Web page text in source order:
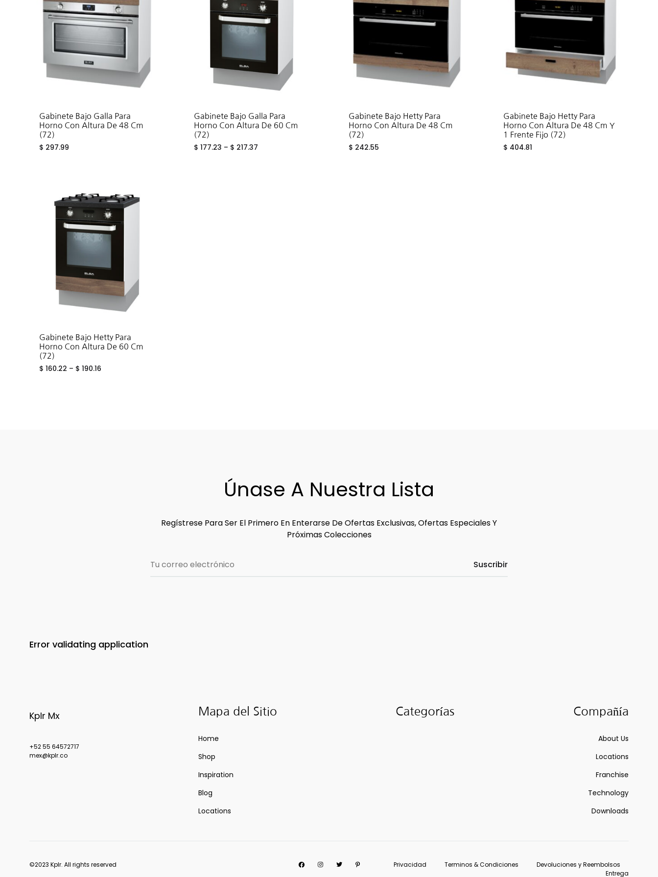
Fregaderos
SALA DE ESTAR
Muebles Para Televisión
Gabinete Bajo Galla Para
Horno Con Altura De 48 Cm
(72)
$ 297.99
Gabinete Bajo Galla Para
Horno Con Altura De 60 Cm
(72)
$ 177.23 – $ 217.37
Gabinete Bajo Hetty Para
Horno Con Altura De 48 Cm
(72)
$ 242.55
Gabinete Bajo Hetty Para
Horno Con Altura De 48 Cm Y
1 Frente Fijo (72)
$ 404.81
Gabinete Bajo Hetty Para
Horno Con Altura De 60 Cm
(72)
$ 160.22 – $ 190.16
Únase A Nuestra Lista
Regístrese Para Ser El Primero En Enterarse De Ofertas Exclusivas, Ofertas Especiales Y
Próximas Colecciones
Error validating application
Kplr Mx
+52 55 64572717
mex@kplr.co
Mapa del Sitio
Home
Shop
Inspiration
Blog
Locations
Categorías Compañía
About Us
Locations
Franchise
Technology
Downloads
©2023 Kplr. All rights reserved FacebookInstagramTwitterPinterest Privacidad Terminos & Condiciones
Devoluciones y Reembolsos
Entrega